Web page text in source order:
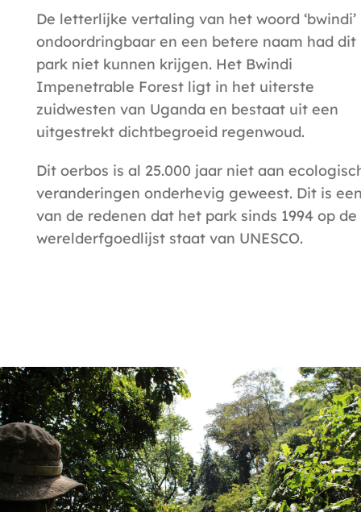
De letterlijke vertaling van het woord ‘bwindi’
ondoordringbaar en een betere naam had dit
park niet kunnen krijgen. Het Bwindi
Impenetrable Forest ligt in het uiterste
zuidwesten van Uganda en bestaat uit een
uitgestrekt dichtbegroeid regenwoud.
Dit oerbos is al 25.000 jaar niet aan
veranderingen onderhevig geweest. Dit is
van de redenen dat het park sinds 1994 op de
werelderfgoedlijst staat van UNESCO.